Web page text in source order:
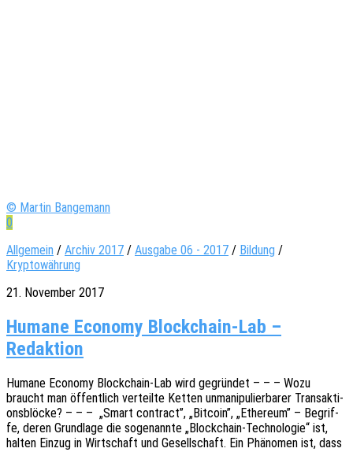
© Martin Bangemann
0
Allgemein / Archiv 2017 / Ausgabe 06 - 2017 / Bildung /
Kryptowährung
21. November 2017
Humane Economy Blockchain-Lab –
Redaktion
Humane Econo­my Block­chain-Lab wird gegrün­det – – – Wozu
braucht man öffent­lich verteil­te Ketten unma­ni­pu­lier­ba­rer Trans­ak­ti­
ons­blö­cke? – – – „Smart contract”, „Bitco­in”, „Ethe­re­um” – Begrif­
fe, deren Grund­la­ge die soge­nann­te „Block­chain-Tech­­no­­lo­­gie“ ist,
halten Einzug in Wirt­schaft und Gesell­schaft. Ein Phäno­men ist, dass